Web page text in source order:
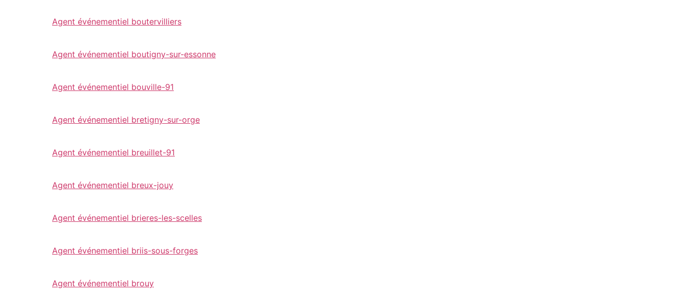
Agent événementiel boutervilliers
Agent événementiel boutigny-sur-essonne
Agent événementiel bouville-91
Agent événementiel bretigny-sur-orge
Agent événementiel breuillet-91
Agent événementiel breux-jouy
Agent événementiel brieres-les-scelles
Agent événementiel briis-sous-forges
Agent événementiel brouy